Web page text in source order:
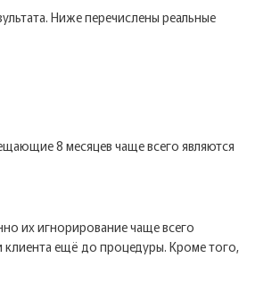
Ниже перечислены реальные
8 месяцев чаще всего являются
их игнорирование чаще всего
клиента ещё до процедуры. Кроме того,